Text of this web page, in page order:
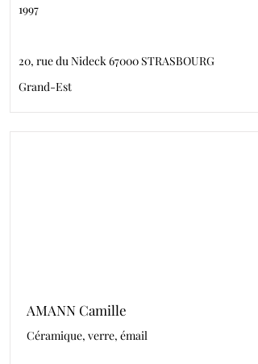
1997
20, rue du Nideck 67000 STRASBOURG
Grand-Est
AMANN Camille
Céramique, verre, émail